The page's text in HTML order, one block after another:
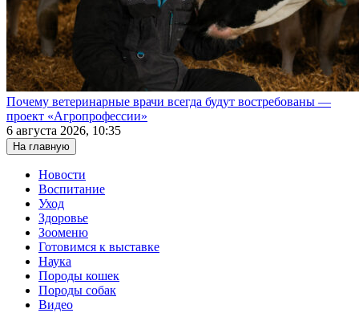
Почему ветеринарные врачи всегда будут востребованы —
проект «Агропрофессии»
6 августа 2026, 10:35
На главную
Новости
Воспитание
Уход
Здоровье
Зооменю
Готовимся к выставке
Наука
Породы кошек
Породы собак
Видео